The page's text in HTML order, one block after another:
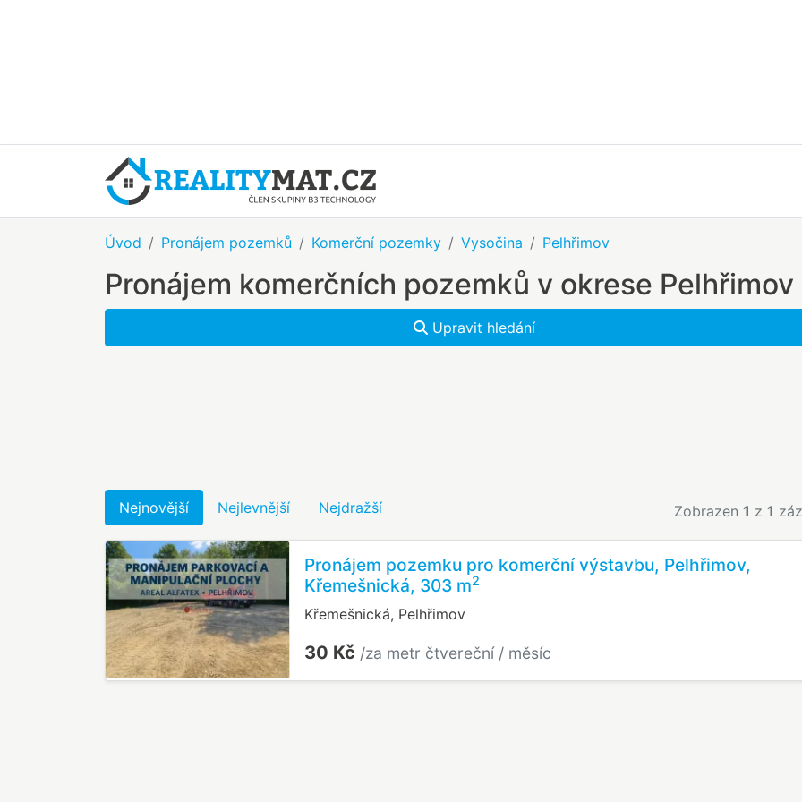
Úvod Pronájem pozemků Komerční pozemky Vysočina Pelhřimov
Pronájem komerčních pozemků v okrese Pelhřimov
Upravit hledání
Nejnovější Nejlevnější Nejdražší Zobrazen 1 z 1
Pronájem pozemku pro komerční výstavbu, Pelhřimov,
Křemešnická, 303 m2
Křemešnická, Pelhřimov
30 Kč /za metr čtvereční / měsíc